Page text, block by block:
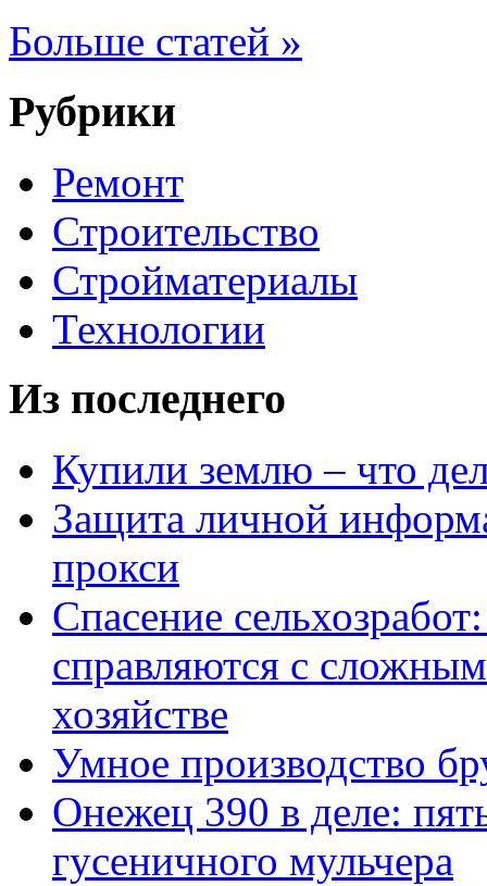
Больше статей »
Рубрики
Ремонт
Строительство
Стройматериалы
Технологии
Из последнего
Купили землю – что
Защита личной
прокси
Спасение
справляются с
хозяйстве
Умное производство
Онежец 390 в деле:
гусеничного мульчера